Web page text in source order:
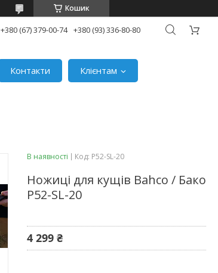
Кошик
+380 (67) 379-00-74 +380 (93) 336-80-80
Контакти
Клієнтам
В наявності Код: P52-SL-20
Ножиці для кущів Bahco / Бако
P52-SL-20
4 299 ₴